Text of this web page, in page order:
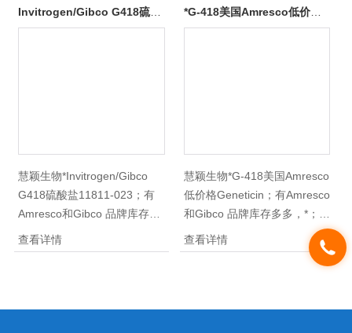
Invitrogen/Gibco G418硫酸盐11811-023
慧颖生物*Invitrogen/Gibco
G418硫酸盐11811-023；有
Amresco和Gibco 品牌库存多
多，*；慧颖生物库存有上百
个品牌，上万种产品，您需要
牌胎牛血清FBS，科研ELISA
查看详情
*G-418美国Amresco低价格Geneticin
慧颖生物*G-418美国Amresco
低价格Geneticin；有Amresco
和Gibco 品牌库存多多，*；慧
颖生物库存有上百个品牌，上
万种产品，您需要的产品在我
们这边都能找得到；另外慧颖
FBS，科研ELISA试剂盒，动
查看详情